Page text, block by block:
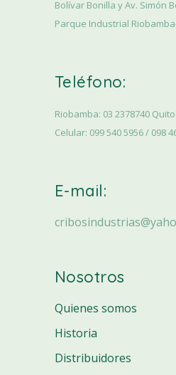
Bolívar Bonilla y Av. Simón
Parque Industrial
Teléfono:
Riobamba: 03 2378740
Celular: 099 540 5956 / 098
E-mail:
Nosotros
Quienes somos
Historia
Distribuidores